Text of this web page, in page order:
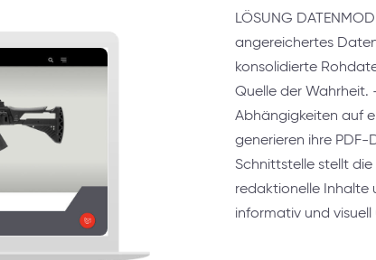
LÖSUNG
angereichertes
konsolidierte
Quelle der
Abhängigkeiten auf
generieren ihre
Schnittstelle stellt
redaktionelle Inhalte
informativ und